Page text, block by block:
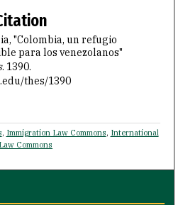
"Colombia, un refugio
para los venezolanos"
. 1390.
thes/1390
, Immigration Law Commons, International
Law Commons